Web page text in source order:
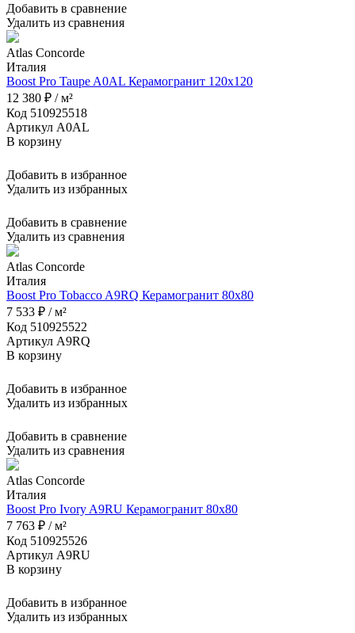
Добавить в сравнение
Удалить из сравнения
Atlas Concorde
Италия
Boost Pro Taupe A0AL Керамогранит 120x120
12 380 ₽ / м²
Код 510925518
Артикул A0AL
В корзину
Добавить в избранное
Удалить из избранных
Добавить в сравнение
Удалить из сравнения
Atlas Concorde
Италия
Boost Pro Tobacco A9RQ Керамогранит 80x80
7 533 ₽ / м²
Код 510925522
Артикул A9RQ
В корзину
Добавить в избранное
Удалить из избранных
Добавить в сравнение
Удалить из сравнения
Atlas Concorde
Италия
Boost Pro Ivory A9RU Керамогранит 80x80
7 763 ₽ / м²
Код 510925526
Артикул A9RU
В корзину
Добавить в избранное
Удалить из избранных